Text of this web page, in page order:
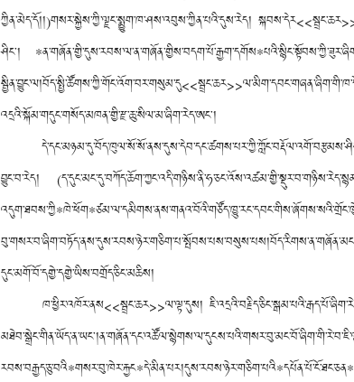
ཀྱིན་མེད་དོ།།)གསར་སྐྱེས་ཀྱི་ལྗང་སྨྱུག་ཁ་ཤས་འབུས་ཀྱིན་པའི་དུས་རེད།
ཤིང༌།
འདྲའི་སྐོམ་གདུང་གསོད་མཁན་གྱི་རྫ་ཆུ་སིལ་མ་ཞིག་རེད་ཨང༌།
བྱུང་བ་རེད།
དུང་མགོ་བོ་དགྱེ་དགྱེ་ཡིས་བགྲོད་ཅིང་མཆིས།
ཁ་ཕྱིར་འཁོར་ནས<<སྦྲང་ཆར>>ལ་ལྟ་དུས།